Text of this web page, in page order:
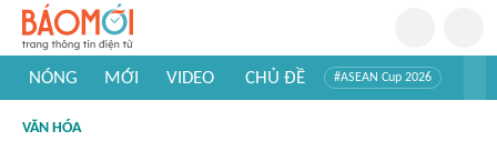
NÓNG MỚI VIDEO CHỦ ĐỀ #ASEAN Cup 2026
#Khám phá thế giới
VĂN HÓA